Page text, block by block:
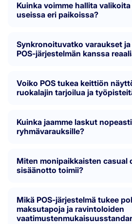
Kuinka voimme hallita
useissa eri paikoissa?
Synkronoituvatko varaukset
POS-järjestelmän kanssa
Voiko POS tukea keittiön
ruokalajin tarjoilua ja
Kuinka jaamme laskut
ryhmävarauksille?
Miten monipaikkaisten casual
sisäänotto toimii?
Mikä POS-järjestelmä tukee
maksutapoja ja ravintoloiden